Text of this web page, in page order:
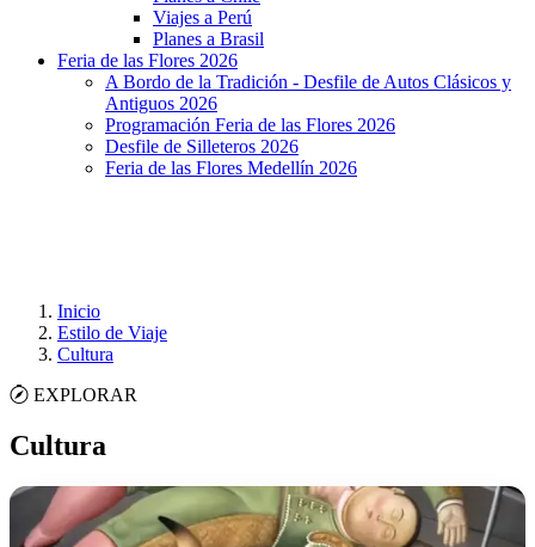
Viajes a Perú
Planes a Brasil
Feria de las Flores 2026
A Bordo de la Tradición - Desfile de Autos Clásicos y
Antiguos 2026
Programación Feria de las Flores 2026
Desfile de Silleteros 2026
Feria de las Flores Medellín 2026
Inicio
Estilo de Viaje
Cultura
EXPLORAR
Cultura